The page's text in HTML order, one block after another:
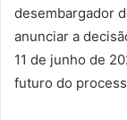
desembargador
anunciar a
11 de junho de
futuro do